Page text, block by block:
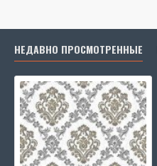
НЕДАВНО ПРОСМОТРЕННЫЕ